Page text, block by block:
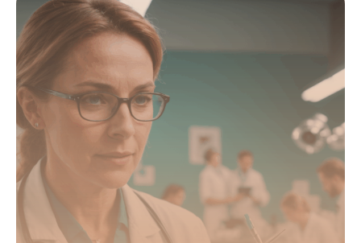
modernes efficaces
16 juin 2026